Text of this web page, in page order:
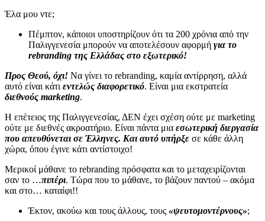
Έλα μου ντε;
Πέμπτον, κάποιοι υποστηρίζουν ότι τα 200 χρόνια από την
Παλιγγενεσία μπορούν να αποτελέσουν αφορμή για το
rebranding της Ελλάδας στο εξωτερικό!
Προς Θεού, όχι! Να γίνει το rebranding, καμία αντίρρηση, αλλά
αυτό είναι κάτι εντελώς διαφορετικό. Είναι μια εκστρατεία
διεθνούς marketing.
H επέτειος της Παλιγγενεσίας, ΔΕΝ έχει σχέση ούτε με marketing
ούτε με διεθνές ακροατήριο. Είναι πάντα μια εσωτερική διεργασία
που απευθύνεται σε Έλληνες. Και αυτό υπήρξε σε κάθε άλλη
χώρα, όπου έγινε κάτι αντίστοιχο!
Μερικοί μάθανε το rebranding πρόσφατα και το μεταχειρίζονται
σαν το …πιπέρι. Τώρα που το μάθανε, το βάζουν παντού – ακόμα
και στο… καταίφι!!
Έκτον, ακούω και τους άλλους, τους «ψευτομοντέρνους»;